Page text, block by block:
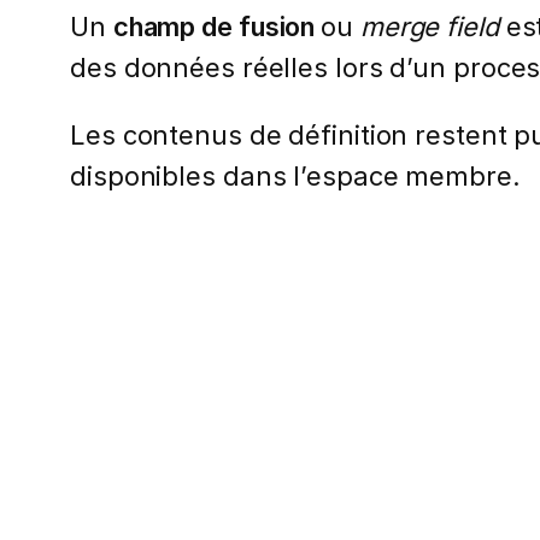
Un champ de fusion ou merge field
des données réelles lors d’un
Les contenus de définition restent
disponibles dans l’espace membre.